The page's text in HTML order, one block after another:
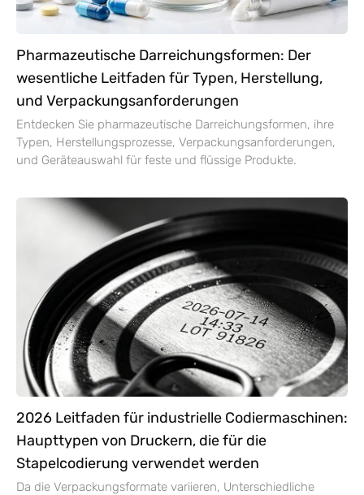
Pharmazeutische Darreichungsformen: Der
wesentliche Leitfaden für Typen, Herstellung,
und Verpackungsanforderungen
Entdecken Sie pharmazeutische Darreichungsformen, ihre
Typen, Herstellungsprozesse, Verpackungsanforderungen,
und Geräteauswahl für feste und flüssige Produkte.
2026 Leitfaden für industrielle Codiermaschinen:
Haupttypen von Druckern, die für die
Stapelcodierung verwendet werden
Da die Verpackungsformate variieren, Unterschiedliche